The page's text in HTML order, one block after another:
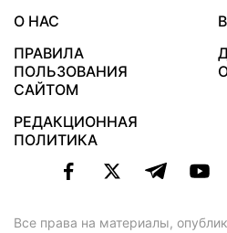
О НАС
ПРАВИЛА
ПОЛЬЗОВАНИЯ
САЙТОМ
РЕДАКЦИОННАЯ
ПОЛИТИКА
Все права на материалы,